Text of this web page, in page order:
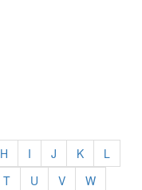
H I J K
L
T U V
W